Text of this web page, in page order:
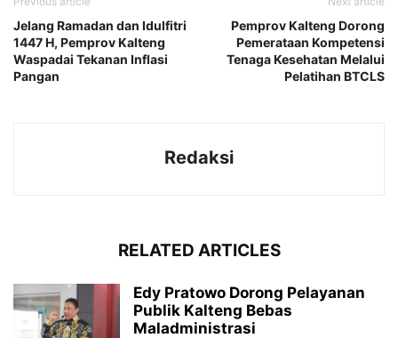
Jelang Ramadan dan Idulfitri
1447 H, Pemprov Kalteng
Waspadai Tekanan Inflasi
Pangan
Pemprov Kalteng Dorong
Pemerataan Kompetensi
Tenaga Kesehatan Melalui
Pelatihan BTCLS
Redaksi
RELATED ARTICLES
Edy Pratowo Dorong Pelayanan
Publik Kalteng Bebas
Maladministrasi